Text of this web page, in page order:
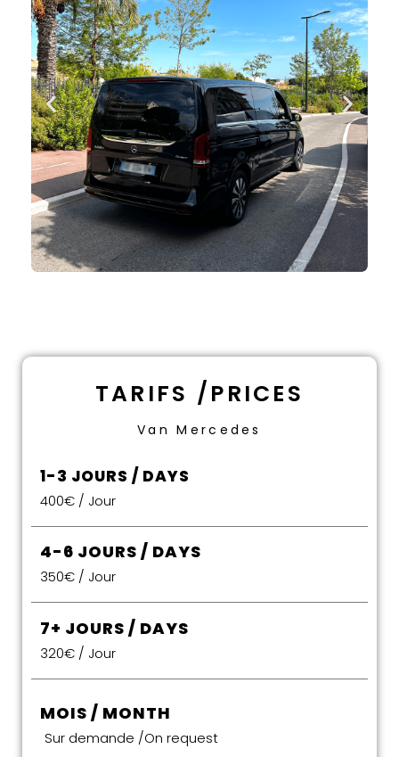
TARIFS /PRICES
Van Mercedes
1-3 JOURS / DAYS
400€ / Jour
4-6 JOURS / DAYS
350€ / Jour
7+ JOURS / DAYS
320€ / Jour
MOIS / MONTH
Sur demande /On request